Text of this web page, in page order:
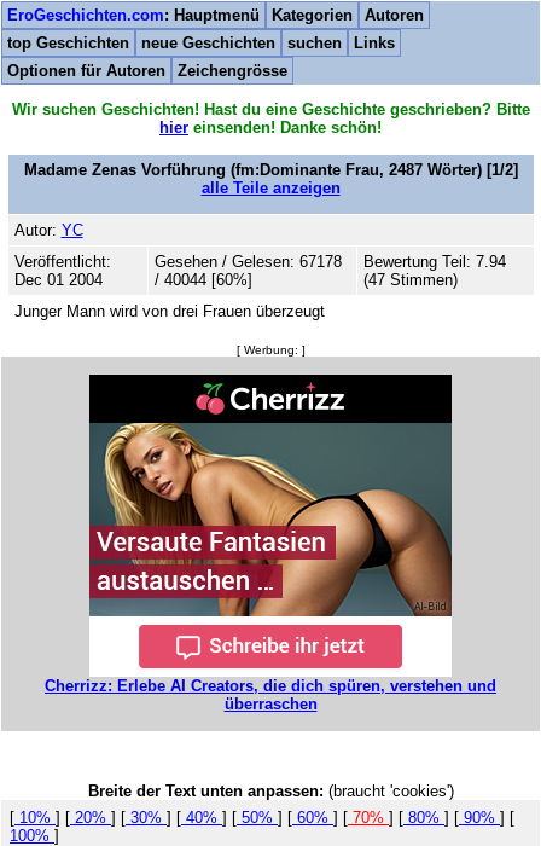
EroGeschichten.com: Hauptmenü Kategorien
Autoren
top Geschichten
neue Geschichten suchen
Links
Optionen für Autoren
Zeichengrösse
Wir suchen Geschichten! Hast du eine Geschichte geschrieben? Bitte
hier einsenden! Danke schön!
Madame Zenas Vorführung (fm:Dominante Frau, 2487Wörter) [1/2]
alle Teile anzeigen
Autor: YC
Veröffentlicht:
Dec 01 2004
Gesehen / Gelesen: 67178
/ 40044 [60%]
Bewertung Teil: 7.94
(47 Stimmen)
Junger Mann wird von drei Frauen überzeugt
[ Werbung: ]
Cherrizz: Erlebe AI Creators, die dich spüren, verstehen und
überraschen
Breite der Text unten anpassen: (braucht 'cookies')
[ 10% ] [ 20% ] [ 30% ] [ 40% ] [ 50% ] [ 60% ] [ 70% ] [ 80% ] [ 90% ] [
100% ]